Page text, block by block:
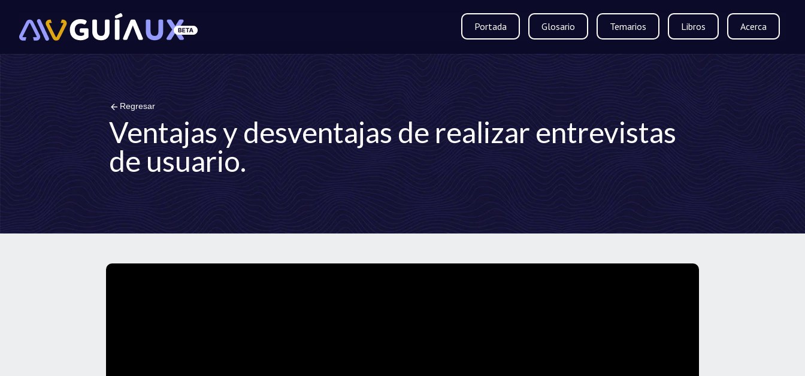
Portada Glosario Temarios Libros Acerca
arrow_back Regresar
Ventajas y desventajas de realizar entrevistas
de usuario.